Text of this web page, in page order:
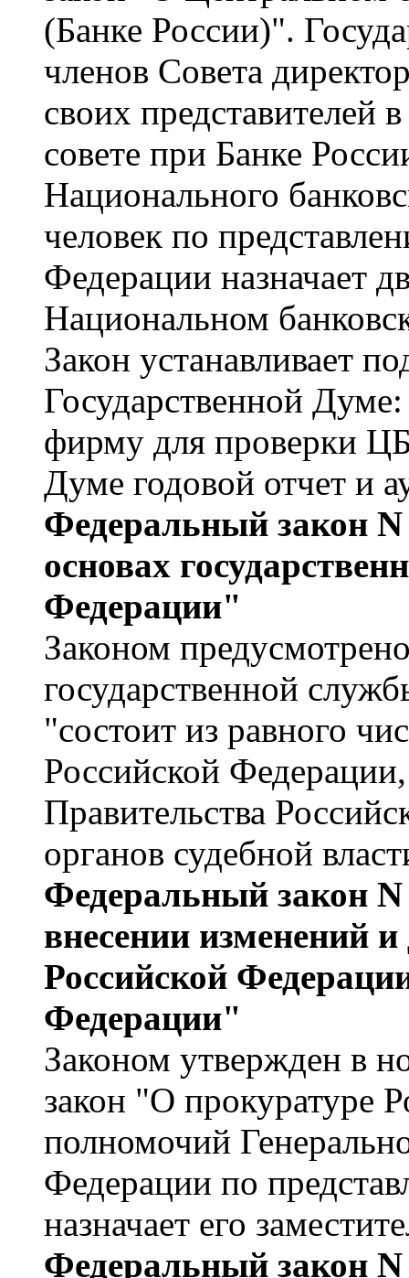
(Банке России)".
членов Совета
своих представителей
совете при Банке
Национального
человек по
Федерации назначает
Национальном
Закон устанавливает
Государственной
фирму для проверки
Думе годовой отчет и
Федеральный закон
основах
Федерации"
Законом
государственной
"состоит из равного
Российской
Правительства
органов судебной
Федеральный закон
внесении изменений
Российской
Федерации"
Законом утвержден в
закон "О прокуратуре
полномочий
Федерации по
назначает его
Федеральный закон